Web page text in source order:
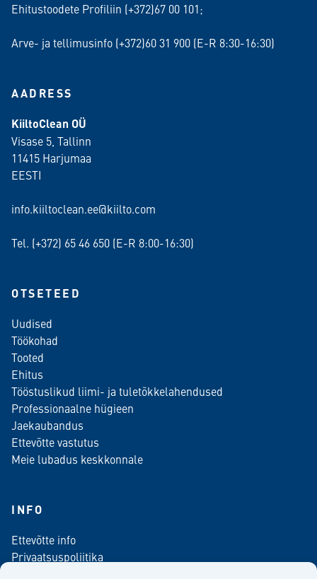
Ehitustoodete Profiliin (+372)67 00 101;
Arve- ja tellimusinfo (+372)60 31 900 (E-R 8:30-16:30)
AADRESS
KiiltoClean OÜ
Visase 5, Tallinn
11415 Harjumaa
EESTI
info.kiiltoclean.ee@kiilto.com
Tel. (+372) 65 46 650 (E-R 8:00-16:30)
OTSETEED
Uudised
Töökohad
Tooted
Ehitus
Tööstuslikud liimi- ja tuletõkkelahendused
Professionaalne hügieen
Jaekaubandus
Ettevõtte vastutus
Meie lubadus keskkonnale
INFO
Ettevõtte info
Privaatsuspoliitika